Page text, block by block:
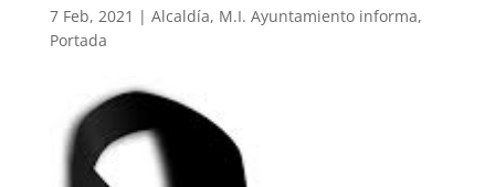
7 Feb, 2021 | Alcaldía, M.I. Ayuntamiento informa,
Portada